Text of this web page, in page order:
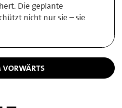
Die geplante
nicht nur sie – sie